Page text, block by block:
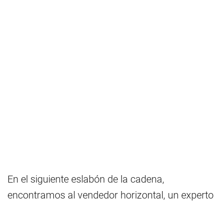
En el siguiente eslabón de la cadena,
encontramos al vendedor horizontal, un experto